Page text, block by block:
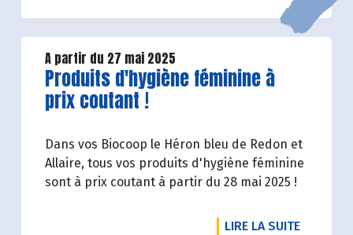
A partir du 27 mai 2025
Lire la suite de l'article
Produits d'hygiène féminine à
prix coutant !
Dans vos Biocoop le Héron bleu de Redon et
Allaire, tous vos produits d'hygiène féminine
sont à prix coutant à partir du 28 mai 2025 !
LIRE LA SUITEDE